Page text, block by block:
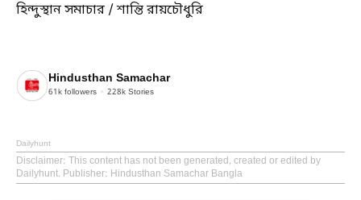
হিন্দুস্থান সমাচার / শান্তি রায়চৌধুরি
Hindusthan Samachar
61k followers 228k Stories
Dailyhunt
Disclaimer: This content has not been generated, created or edited by
Dailyhunt. Publisher: Hindusthan Samachar Bangla